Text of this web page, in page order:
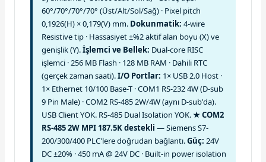
60°/70°/70°/70° (Üst/Alt/Sol/Sağ) · Pixel pitch
0,1926(H) × 0,179(V) mm. Dokunmatik: 4-wire
Resistive tip · Hassasiyet ±%2 aktif alan boyu (X) ve
genişlik (Y).İşlemci ve Bellek: Dual-core RISC
işlemci · 256 MB Flash · 128 MB RAM · Dahili RTC
(gerçek zaman saati).I/O Portlar: 1× USB 2.0 Host ·
1× Ethernet 10/100 Base-T · COM1 RS-232 4W (D-sub
9 Pin Male) · COM2 RS-485 2W/4W (aynı D-sub'da).
USB Client YOK. RS-485 Dual Isolation YOK.★ COM2
RS-485 2W MPI 187.5K destekli — Siemens S7-
200/300/400 PLC'lere doğrudan bağlantı.Güç: 24V
DC ±20% · 450 mA @ 24V DC · Built-in power isolation